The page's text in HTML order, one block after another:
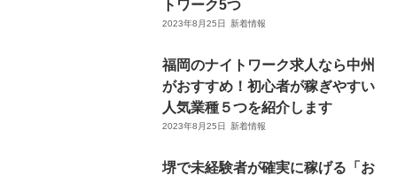
トワーク5つ
2023年8月25日 新着情報
福岡のナイトワーク求人なら中州
がおすすめ！初心者が稼ぎやすい
人気業種５つを紹介します
2023年8月25日 新着情報
堺で未経験者が確実に稼げる「お